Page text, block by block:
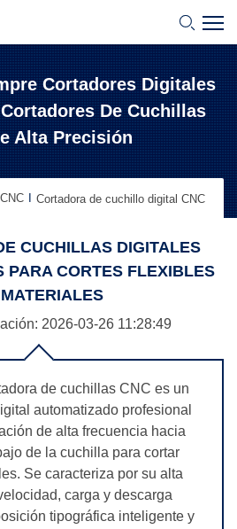
Cortadores Digitales
De Cuchillas
Alta Precisión
Cortadora de cuchillo digital CNC
CUCHILLAS DIGITALES
PARA CORTES FLEXIBLES
2026-03-26 11:28:49
de cuchillas CNC es un
automatizado profesional
de alta frecuencia hacia
de la cuchilla para cortar
Se caracteriza por su alta
carga y descarga
tipográfica inteligente y